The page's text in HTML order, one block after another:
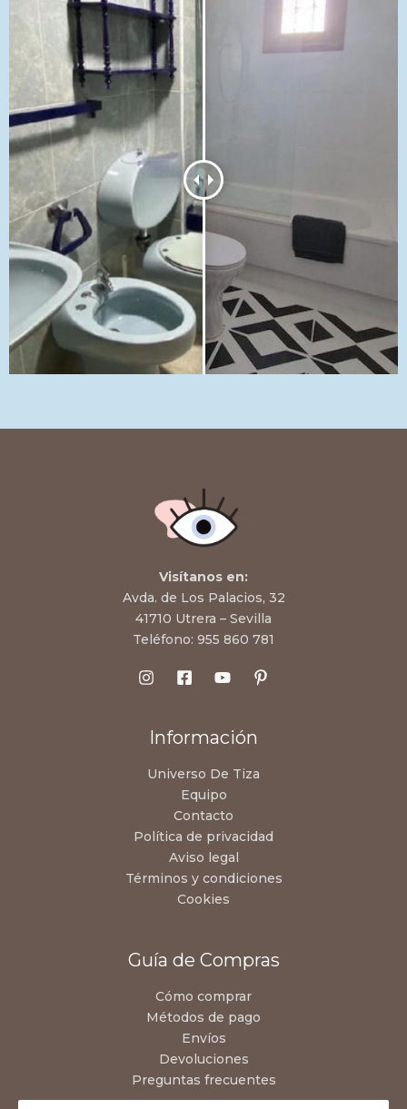
Visítanos en:
Avda. de Los Palacios, 32
41710 Utrera – Sevilla
Teléfono: 955 860 781
Información
Universo De Tiza
Equipo
Contacto
Política de privacidad
Aviso legal
Términos y condiciones
Cookies
Guía de Compras
Cómo comprar
Métodos de pago
Envíos
Devoluciones
Preguntas frecuentes